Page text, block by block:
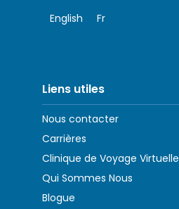
English Fr
Liens utiles
Nous contacter
Carrières
Clinique de Voyage Virtuelle
Qui Sommes Nous
Blogue